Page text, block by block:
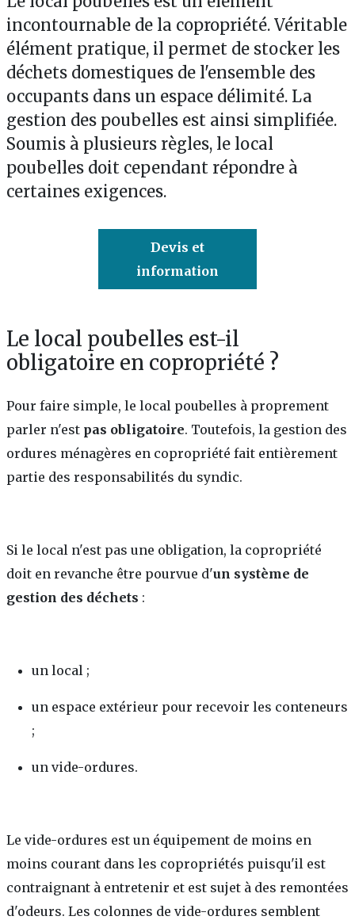
incontournable de la copropriété. Véritable
élément pratique, il permet de stocker les
déchets domestiques de l'ensemble des
occupants dans un espace délimité. La
gestion des poubelles est ainsi simplifiée.
Soumis à plusieurs règles, le local
poubelles doit cependant répondre à
certaines exigences.
Devis et
information
Le local poubelles est-il
obligatoire en copropriété ?
Pour faire simple, le local poubelles à proprement
parler n'est pas obligatoire. Toutefois, la gestion des
ordures ménagères en copropriété fait entièrement
partie des responsabilités du syndic.
Si le local n'est pas une obligation, la copropriété
doit en revanche être pourvue d'un système de
gestion des déchets :
un local ;
un espace extérieur pour recevoir les conteneurs
;
un vide-ordures.
Le vide-ordures est un équipement de moins en
moins courant dans les copropriétés puisqu'il est
contraignant à entretenir et est sujet à des remontées
d'odeurs. Les colonnes de vide-ordures semblent